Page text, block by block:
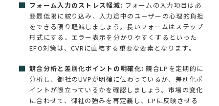
フォーム入力のストレス軽減: フォームの入力項目は必
要最低限に絞り込み、入力途中のユーザーの心理的負担
をできる限り軽減しましょう。長いフォームはステップ
形式にする、エラー表示を分かりやすくするといった
EFO対策は、CVRに直結する重要な要素となります。
競合分析と差別化ポイントの明確化: 競合LPを定期的に
分析し、御社のUVPが明確に伝わっているか、差別化ポ
イントが際立っているかを確認しましょう。市場の変化
に合わせて、御社の強みを再定義し、LPに反映させる